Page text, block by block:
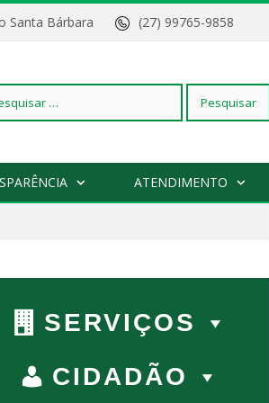
Santa Bárbara (27) 99765-9858
ATENDIMENTO
SERVIÇOS
CIDADÃO